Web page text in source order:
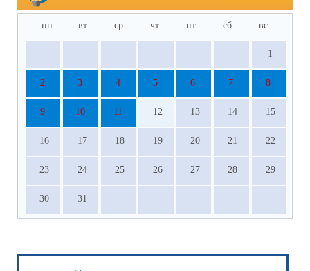
пн вт ср чт пт сб вс
1
2 3 4 5 6 7 8
9 10 11 12 13 14 15
16 17 18 19 20 21 22
23 24 25 26 27 28 29
30 31